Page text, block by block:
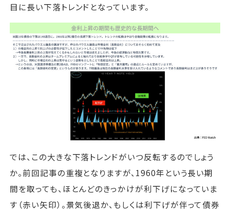
目に長い下落トレンドとなっています。
では、この大きな下落トレンドがいつ反転するのでしょう
か。前回記事の重複となりますが、1960年という長い期
間を取っても、ほとんどのきっかけが利下げになっていま
す（赤い矢印）。景気後退か、もしくは利下げが伴って債券